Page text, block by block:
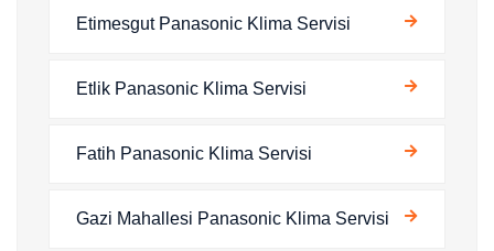
Etimesgut Panasonic Klima Servisi
Etlik Panasonic Klima Servisi
Fatih Panasonic Klima Servisi
Gazi Mahallesi Panasonic Klima Servisi